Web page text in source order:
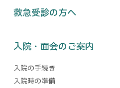
救急受診の方へ
入院・面会のご案内
入院の手続き
入院時の準備